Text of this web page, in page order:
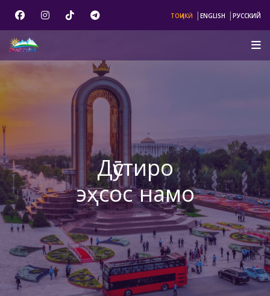
ТОҶИКӢ | ENGLISH | РУССКИЙ
Дӯстиро
эҳсос намо